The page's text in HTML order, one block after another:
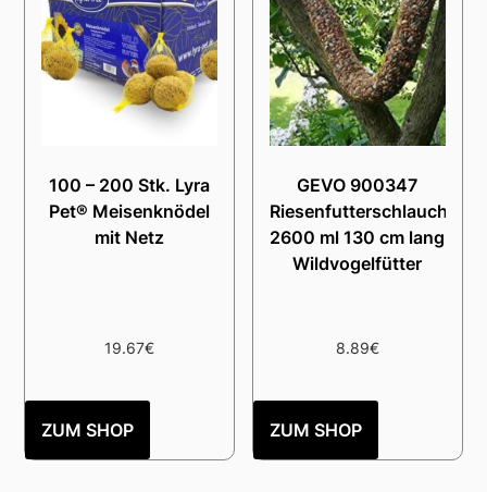
100 – 200 Stk. Lyra
Pet® Meisenknödel
mit Netz
19.67€
ZUM SHOP
GEVO 900347
Riesenfutterschlauch
2600 ml 130 cm lang
Wildvogelfütter
8.89€
ZUM SHOP